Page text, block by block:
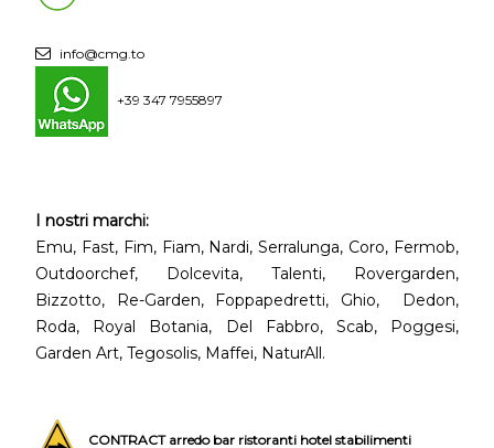
info@cmg.to
+39 347 7955897
I nostri marchi:
Emu, Fast, Fim, Fiam, Nardi, Serralunga, Coro, Fermob,
Outdoorchef, Dolcevita, Talenti, Rovergarden,
Bizzotto, Re-Garden, Foppapedretti, Ghio, Dedon,
Roda, Royal Botania, Del Fabbro, Scab, Poggesi,
Garden Art, Tegosolis, Maffei, NaturAll.
CONTRACT arredo bar ristoranti hotel stabilimenti